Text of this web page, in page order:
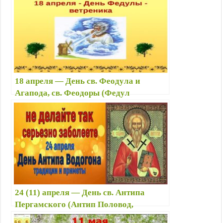
что можно и нельзя делать, традиции,
18 апреля — День св. Феодула и
Агапода, св. Феодоры (Федул
Ветренник) ⚜️: народные приметы, что
можно и нельзя делать, именины
24 (11) апреля — День св. Антипа
Пергамского (Антип Половод,
Водогон) 💦: приметы, что можно и